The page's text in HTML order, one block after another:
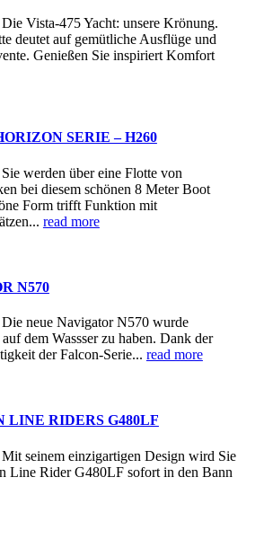
Vista-475 Yacht: unsere Krönung.
deutet auf gemütliche Ausflüge und
Genießen Sie inspiriert Komfort
SERIE – H260
werden über eine Flotte von
bei diesem schönen 8 Meter Boot
Form trifft Funktion mit
read more
N570
neue Navigator N570 wurde
dem Wassser zu haben. Dank der
der Falcon-Serie... read more
LINE RIDERS G480LF
seinem einzigartigen Design wird Sie
Line Rider G480LF sofort in den Bann